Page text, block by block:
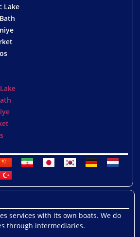
Lake
services with its own boats. We do
through intermediaries.